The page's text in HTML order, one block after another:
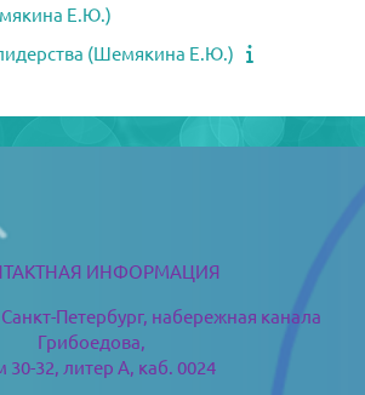
Е.Ю.)
(Шемякина Е.Ю.)
ИНФОРМАЦИЯ
Петербург, набережная канала
Грибоедова,
30-32, литер А, каб. 0024